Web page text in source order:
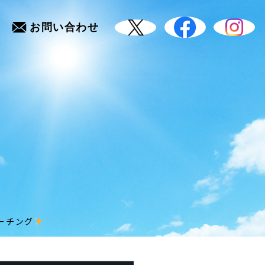
お問い合わせ
チング